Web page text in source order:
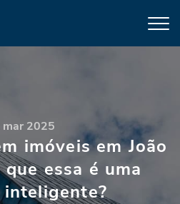
mar 2025
imóveis em João
essa é uma
inteligente?